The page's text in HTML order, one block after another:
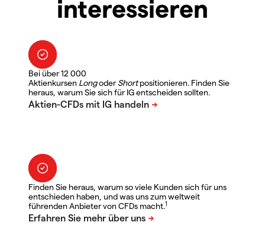
interessieren
Bei über 12 000
Aktienkursen LongoderShortpositionieren. Finden Sie
heraus, warum Sie sich für IG entscheiden sollten.
Finden Sie heraus, warum so viele Kunden sich für uns
entschieden haben, und was uns zum weltweit
führenden Anbieter von CFDs macht.1